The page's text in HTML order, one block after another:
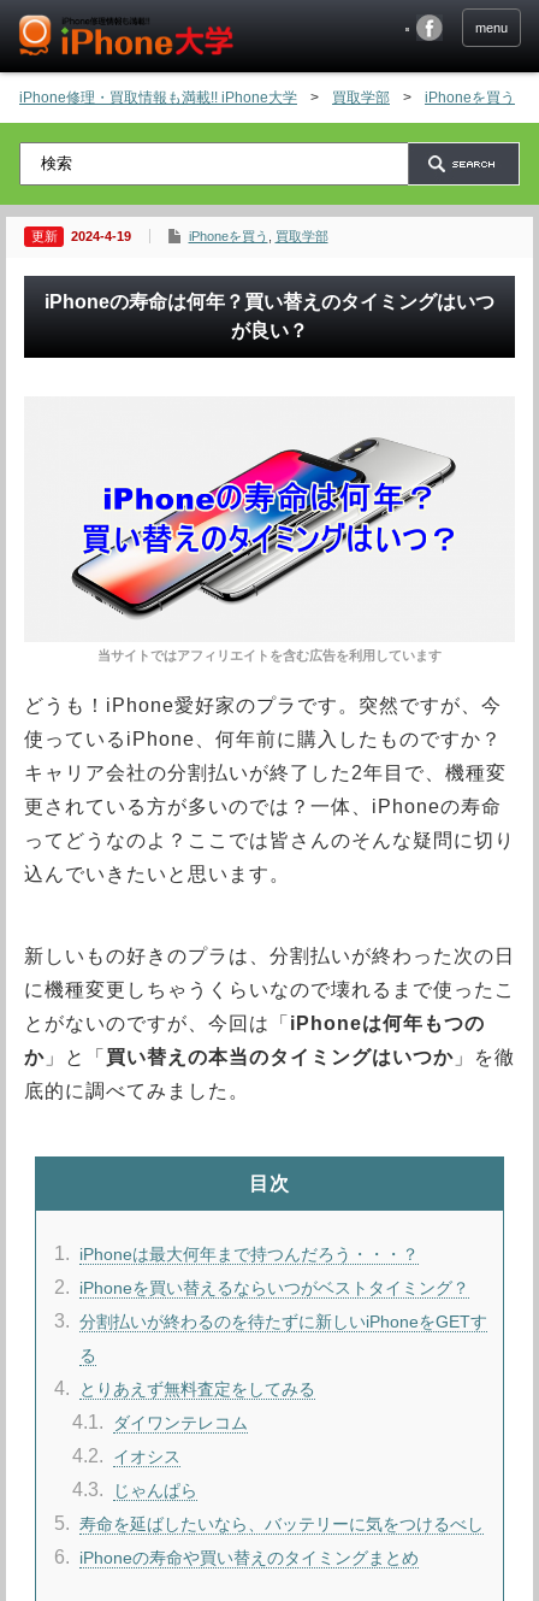
menu
iPhone修理・買取情報も満載!! iPhone大学 > 買取学部 > iPhoneを買う
2024-4-19 iPhoneを買う , 買取学部
iPhoneの寿命は何年？買い替えのタイミングはいつ
が良い？
どうも！iPhone愛好家のプラです。突然ですが、今
使っているiPhone、何年前に購入したものですか？
キャリア会社の分割払いが終了した2年目で、機種変
更されている方が多いのでは？一体、iPhoneの寿命
ってどうなのよ？ここでは皆さんのそんな疑問に切り
込んでいきたいと思います。
新しいもの好きのプラは、分割払いが終わった次の日
に機種変更しちゃうくらいなので壊れるまで使ったこ
とがないのですが、今回は「 iPhoneは何年もつの
か 」と「 買い替えの本当のタイミングはいつか 」を徹
底的に調べてみました。
目次
1 iPhoneは最大何年まで持つんだろう・・・？
2 iPhoneを買い替えるならいつがベストタイミング？
3
分割払いが終わるのを待たずに新しいiPhoneをGETす
る
4 とりあえず無料査定をしてみる
4.1 ダイワンテレコム
4.2 イオシス
4.3 じゃんぱら
5 寿命を延ばしたいなら、バッテリーに気をつけるべし
6 iPhoneの寿命や買い替えのタイミングまとめ